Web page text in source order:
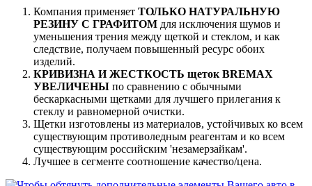
Компания применяет ТОЛЬКО НАТУРАЛЬНУЮ
РЕЗИНУ С ГРАФИТОМ для исключения шумов и
уменьшения трения между щеткой и стеклом, и как
следствие, получаем повышенный ресурс обоих
изделий.
КРИВИЗНА И ЖЕСТКОСТЬ щеток BREMAX
УВЕЛИЧЕНЫ по сравнению с обычными
бескаркасными щетками для лучшего прилегания к
стеклу и равномерной очистки.
Щетки изготовлены из материалов, устойчивых ко всем
существующим противоледным реагентам и ко всем
существующим российским 'незамерзайкам'.
Лучшее в сегменте соотношение качество/цена.